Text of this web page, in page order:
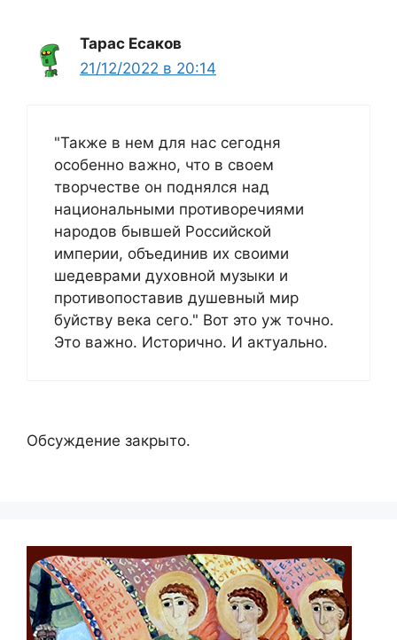
Тарас Есаков
21/12/2022 в 20:14
"Также в нем для нас сегодня
особенно важно, что в своем
творчестве он поднялся над
национальными противоречиями
народов бывшей Российской
империи, объединив их своими
шедеврами духовной музыки и
противопоставив душевный мир
буйству века сего." Вот это уж точно.
Это важно. Исторично. И актуально.
Обсуждение закрыто.